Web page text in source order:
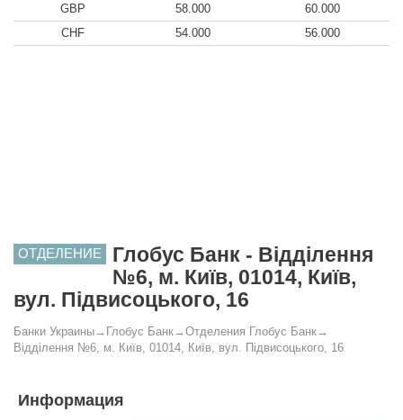
GBP
58.000
60.000
CHF
54.000 56.000
ОТДЕЛЕНИЕ
Глобус Банк - Відділення
№6, м. Київ, 01014, Київ,
вул. Підвисоцького, 16
Банки Украины→ Глобус Банк→ Отделения Глобус Банк→
Відділення №6, м. Київ, 01014, Київ, вул. Підвисоцького, 16
Информация